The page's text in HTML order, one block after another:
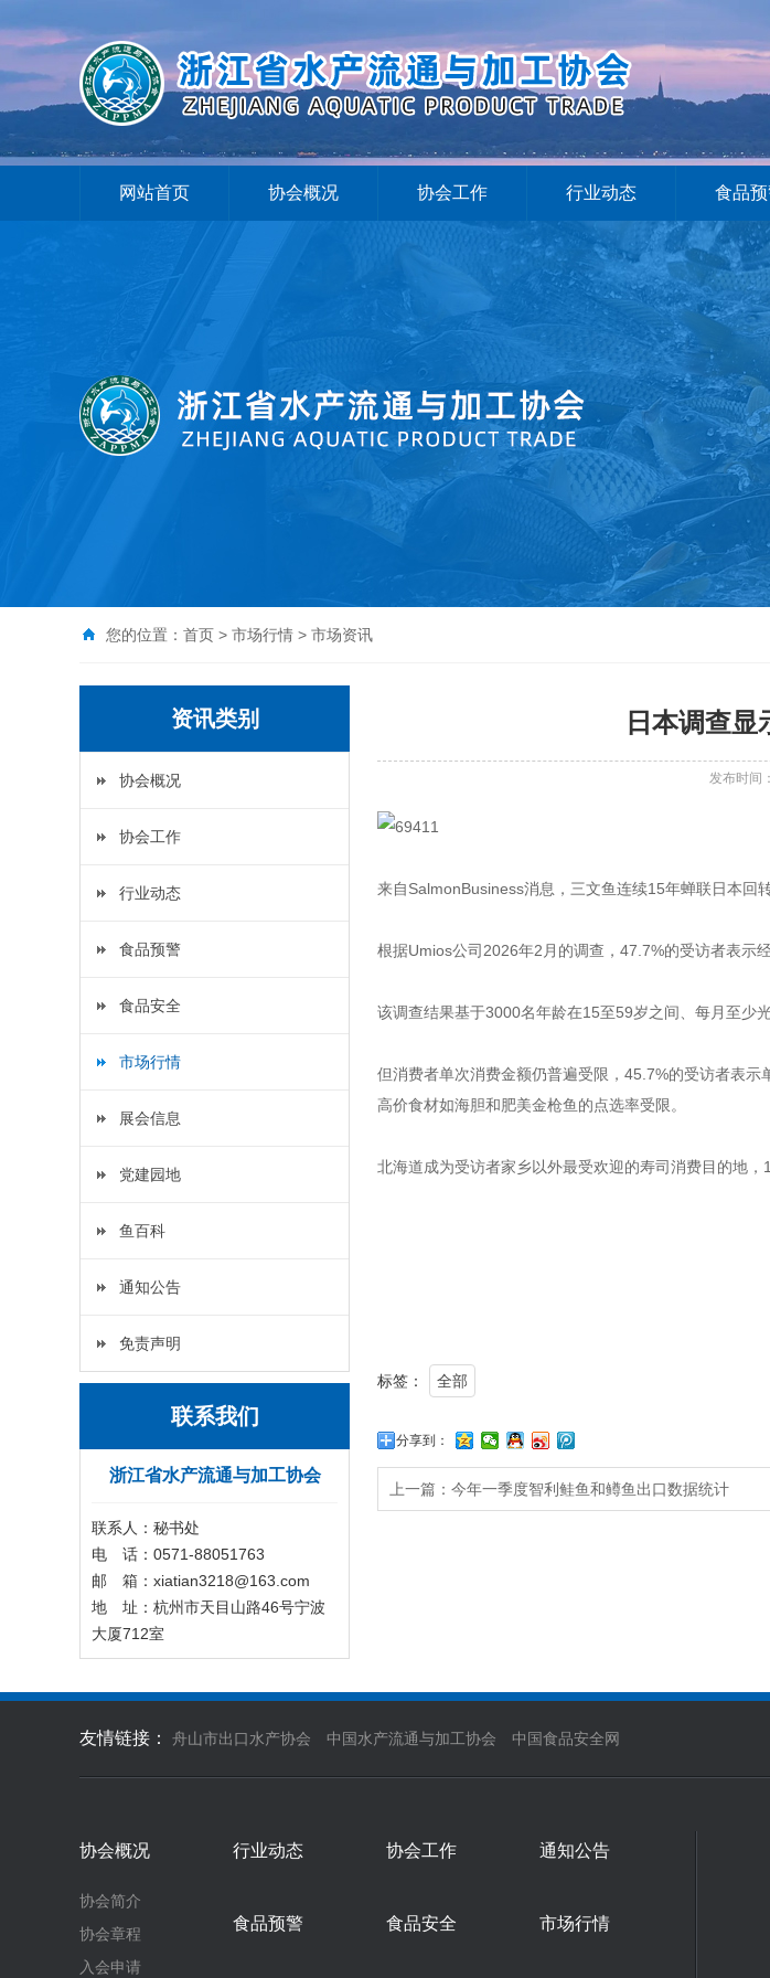
网站首页 协会概况 协会工作 行业动态 食品
您的位置： 首页 > 市场行情 > 市场资讯
资讯类别
协会概况
协会工作
行业动态
食品预警
食品安全
市场行情
展会信息
党建园地
鱼百科
通知公告
免责声明
联系我们
浙江省水产流通与加工协会
联系人：秘书处
电 话：0571-88051763
邮 箱：xiatian3218@163.com
地 址：杭州市天目山路46号宁波
大厦712室
日本调查
发布时间
来自SalmonBusiness消息，三文鱼连续15年蝉联日本回
根据Umios公司2026年2月的调查，47.7%的受访者表示
该调查结果基于3000名年龄在15至59岁之间、每月至少
但消费者单次消费金额仍普遍受限，45.7%的受访者表
高价食材如海胆和肥美金枪鱼的点选率受限。
北海道成为受访者家乡以外最受欢迎的寿司消费目的地
标签： 全部
分享到：
上一篇： 今年一季度智利鲑鱼和鳟鱼出口数据统计
友情链接： 舟山市出口水产协会 中国水产流通与加工协会 中国食品安全网
协会概况
协会简介
协会章程
入会申请
行业动态 协会工作 通知公告
食品预警 食品安全 市场行情